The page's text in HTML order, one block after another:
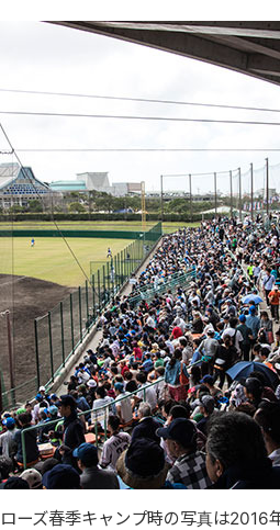
ーズ春季キャンプ時の写真は2016